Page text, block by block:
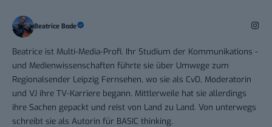
Beatrice Bode
Beatrice ist Multi-Media-Profi. Ihr Studium der Kommunikations -
und Medienwissenschaften führte sie über Umwege zum
Regionalsender Leipzig Fernsehen, wo sie als CvD, Moderatorin
und VJ ihre TV-Karriere begann. Mittlerweile hat sie allerdings
ihre Sachen gepackt und reist von Land zu Land. Von unterwegs
schreibt sie als Autorin für BASIC thinking.